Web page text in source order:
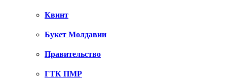
Квинт
Букет Молдавии
Правительство
ГТК ПМР